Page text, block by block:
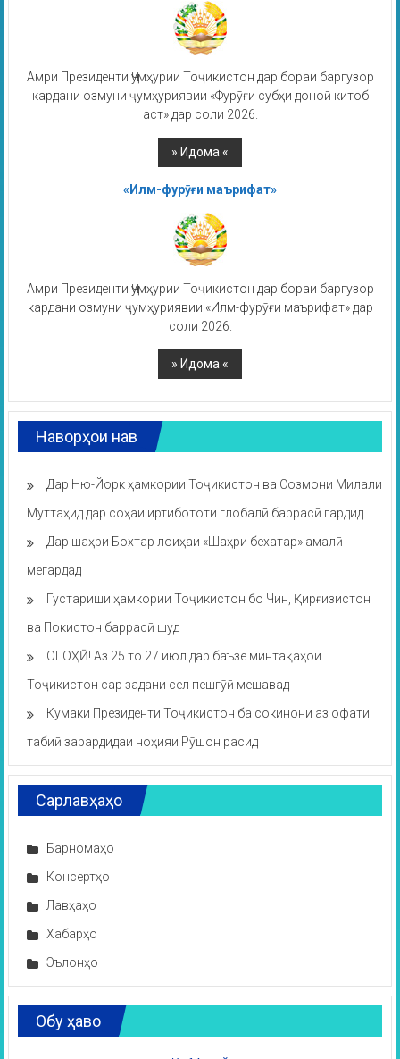
Амри Президенти Ҷумҳурии Тоҷикистон дар бораи баргузор
кардани озмуни ҷумҳуриявии «Фурӯғи субҳи доноӣ китоб
аст» дар соли 2026.
«Илм-фурӯғи маърифат»
Амри Президенти Ҷумҳурии Тоҷикистон дар бораи баргузор
кардани озмуни ҷумҳуриявии «Илм-фурӯғи маърифат» дар
соли 2026.
Наворҳои нав
Дар Ню-Йорк ҳамкории Тоҷикистон ва Созмони Милали
Муттаҳид дар соҳаи иртибототи глобалӣ баррасӣ гардид
Дар шаҳри Бохтар лоиҳаи «Шаҳри бехатар» амалӣ
мегардад
Густариши ҳамкории Тоҷикистон бо Чин, Қирғизистон
ва Покистон баррасӣ шуд
ОГОҲӢ! Аз 25 то 27 июл дар баъзе минтақаҳои
Тоҷикистон сар задани сел пешгӯӣ мешавад
Кумаки Президенти Тоҷикистон ба сокинони аз офати
табиӣ зарардидаи ноҳияи Рӯшон расид
Сарлавҳаҳо
Барномаҳо
Консертҳо
Лавҳаҳо
Хабарҳо
Эълонҳо
Обу ҳаво